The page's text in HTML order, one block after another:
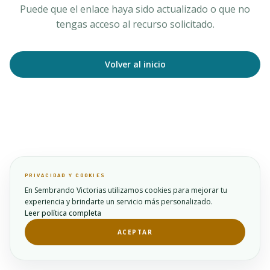
Puede que el enlace haya sido actualizado o que no
tengas acceso al recurso solicitado.
Volver al inicio
PRIVACIDAD Y COOKIES
En Sembrando Victorias utilizamos cookies para mejorar tu
experiencia y brindarte un servicio más personalizado.
Leer política completa
ACEPTAR